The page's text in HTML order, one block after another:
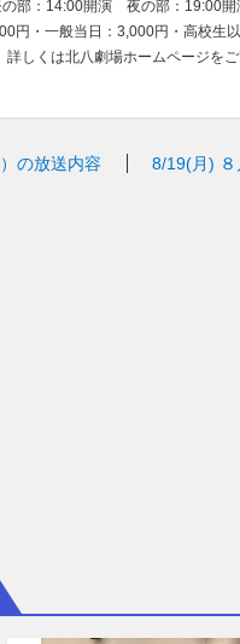
の部：14:00開演 夜の部：19:00開
円・一般当日：3,000円・高校
くは北八劇場ホームページをご
の放送内容 8/19(月)